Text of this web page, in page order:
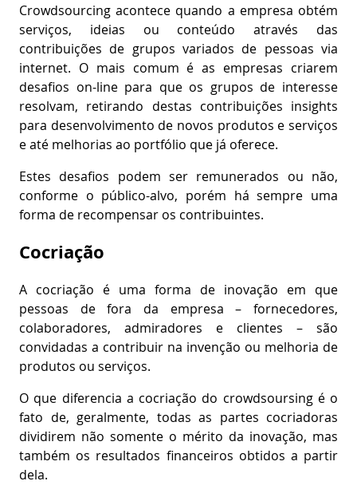
Crowdsourcing acontece quando a empresa obtém
serviços, ideias ou conteúdo através das
contribuições de grupos variados de pessoas via
internet. O mais comum é as empresas criarem
desafios on-line para que os grupos de interesse
resolvam, retirando destas contribuições insights
para desenvolvimento de novos produtos e serviços
e até melhorias ao portfólio que já oferece.
Estes desafios podem ser remunerados ou não,
conforme o público-alvo, porém há sempre uma
forma de recompensar os contribuintes.
Cocriação
A cocriação é uma forma de inovação em que
pessoas de fora da empresa – fornecedores,
colaboradores, admiradores e clientes – são
convidadas a contribuir na invenção ou melhoria de
produtos ou serviços.
O que diferencia a cocriação do crowdsoursing é o
fato de, geralmente, todas as partes cocriadoras
dividirem não somente o mérito da inovação, mas
também os resultados financeiros obtidos a partir
dela.